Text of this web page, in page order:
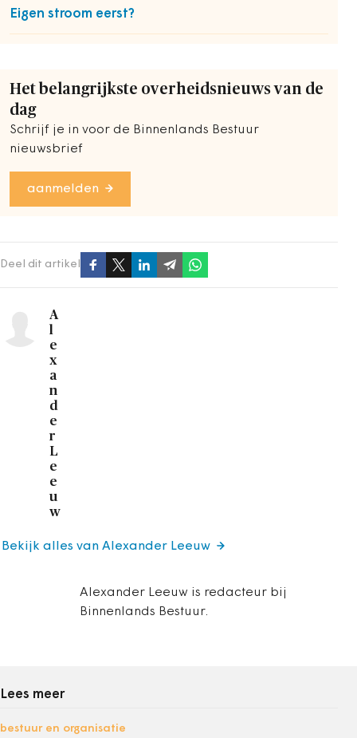
Eigen stroom eerst?
Het belangrijkste overheidsnieuws van de
dag
Schrijf je in voor de Binnenlands Bestuur
nieuwsbrief
aanmelden
Deel dit artikel
A
l
e
x
a
n
d
e
r
L
e
e
u
w
Alexander Leeuw is redacteur bij
Binnenlands Bestuur.
Bekijk alles van Alexander Leeuw
Lees meer
bestuur en organisatie